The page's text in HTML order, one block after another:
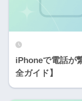
iPhoneで電話が
全ガイド】